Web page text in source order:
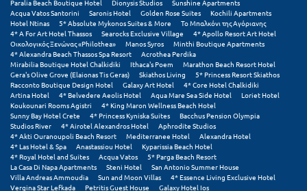
Νέα Μάκρη
Νέα Στύρα Εύβοιας
Νέοι Πόροι Πιερίας
Ξ
Ξυλόκαστρο
Ο
Paralia Beach Boutique Hotel
Dionysis Studios
Sunshine Apartments
Acqua Vatos Santorini
Saronis Hotel Golden Rose Suites
Kochili Apartments
Hotel Ntinas
5* Absolute Mykonos Suites & More
Το Μπαλκόνι της Αγόριανης
4* A For Art Hotel Thassos
Searocks Exclusive Village
4* Apollo Resort Art Hotel
Οικολογικός Ξενώνας «Philothea»
Manos Syros
Minthi Boutique Apartments
4* Alexandra Beach Thassos Spa Resort
Acrothea Perdika
Mirabilia Boutique Hotel Chalkidiki
Ithaca's Poem
Marathon Beach Resort Hotel
Gera's Olive Grove (Elaionas Tis Geras)
Skiathos Living
5* Princess Resort Skiathos
Racconto Boutique Design Hotel
Galaxy Art Hotel
4* Core Hotel Chalkidiki
Artina Hotel
4* Belvedere Aeolis Hotel Aqua Mare Sea Side Hotel
Loriet Hotel
Koukounari Rooms Agistri
4* King Maron Wellness Beach Hotel
Sunny Bay Hotel Crete
4* Princess Kyniska Suites
Bacchus Pension Olympia
Studios River
4* Airotel Alexandros Hotel
Aphrodite Studios
4* Akti Ouranoupoli Beach Resort
Mediterranee Hotel
Alexandra Hotel
4* Las Hotel & Spa
Anastassiou Hotel
Kyparissia Beach Hotel
4* Royal Hotel and Suites
Acqua Vatos
5* Parga Beach Resort
La Casa Di Napa Apartments
Steni Hotel
San Antonio Summer House
Villa Andreas Ammoudia
Sun and Moon Villas
4* Essence Living Exclusive Hotel
Vergina Star Lefkada
Petritis Guest House
Galaxy Hotel Ios